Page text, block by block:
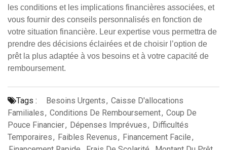
les conditions et les implications financières associées, et
vous fournir des conseils personnalisés en fonction de
votre situation financière. Leur expertise vous permettra de
prendre des décisions éclairées et de choisir l’option de
prêt la plus adaptée à vos besoins et à votre capacité de
remboursement.
Tags : Besoins Urgents, Caisse D'allocations
Familiales, Conditions De Remboursement, Coup De
Pouce Financier, Dépenses Imprévues, Difficultés
Temporaires, Faibles Revenus, Financement Facile,